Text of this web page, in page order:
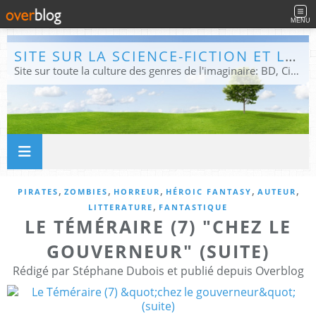
MENU
SITE SUR LA SCIENCE-FICTION ET LE FANTASTIQUE
Site sur toute la culture des genres de l'imaginaire: BD, Cinéma, Livre, Jeux, Théâtre. Présent dans les principaux festivals de film fantastique e de science-fiction, salons et conventions.
PIRATES , ZOMBIES , HORREUR , HÉROIC FANTASY , AUTEUR ,
LITTERATURE , FANTASTIQUE
LE TÉMÉRAIRE (7) "CHEZ LE
GOUVERNEUR" (SUITE)
Rédigé par Stéphane Dubois et publié depuis Overblog